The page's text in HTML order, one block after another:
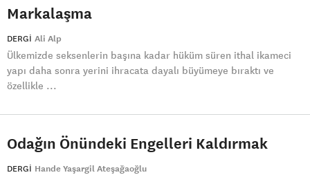
Markalaşma
DERGI Ali Alp
Ülkemizde seksenlerin başına kadar hüküm süren ithal ikameci
yapı daha sonra yerini ihracata dayalı büyümeye bıraktı ve
özellikle ...
Odağın Önündeki Engelleri Kaldırmak
DERGI Hande Yaşargil Ateşağaoğlu